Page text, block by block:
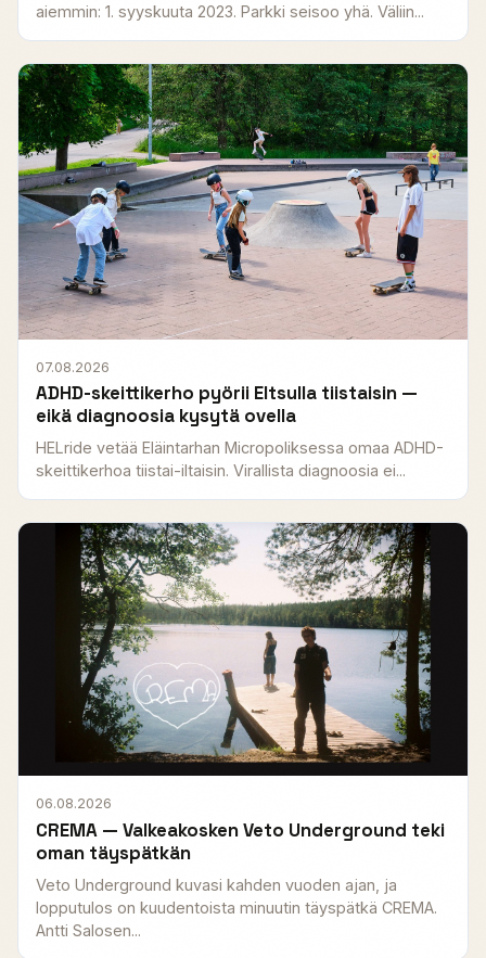
aiemmin: 1. syyskuuta 2023. Parkki seisoo yhä. Väliin...
07.08.2026
ADHD-skeittikerho pyörii Eltsulla tiistaisin —
eikä diagnoosia kysytä ovella
HELride vetää Eläintarhan Micropoliksessa omaa ADHD-
skeittikerhoa tiistai-iltaisin. Virallista diagnoosia ei...
06.08.2026
CREMA — Valkeakosken Veto Underground teki
oman täyspätkän
Veto Underground kuvasi kahden vuoden ajan, ja
lopputulos on kuudentoista minuutin täyspätkä CREMA.
Antti Salosen...